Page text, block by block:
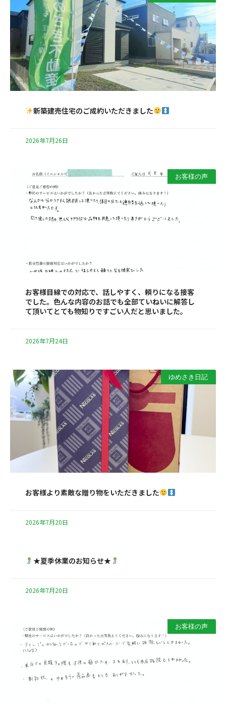
新築建売住宅のご成約いただきました
2026年7月26日
お客様の声
お客様目線での対応で、話しやすく、頼りになる接客
でした。色んな内容のお話でも全部ていねいに解答し
て頂いてとても物知りですごい人だと思いました。
2026年7月24日
ゆめさき日記
お客様より素敵な贈り物をいただきました
2026年7月20日
★夏季休業のお知らせ★
2026年7月20日
お客様の声